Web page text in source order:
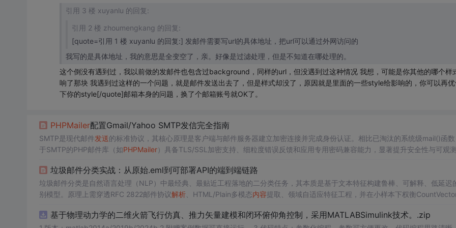
引用 3 楼 xuyanlu 的回复:
引用 2 楼 zhoumengkang 的回复:
[quote=引用 1 楼 xuyanlu 的回复:] 发邮件需要写url的具体地址，把url可以通过外网访问的
我写的是具体地址，我的意思是全变空了，亲。好像是过滤处理，但是不知道在哪处理的。
这个倒没有遇到过，我以前做的发邮件也包含过background，同样的url，但没遇到过这种情况 我想，可能是你其他的哪个样
响了那块 我遇到过这样的一个问题，就是邮件发送出去了，但是样式却没了，原因就是里面的一些style给影响的，你可以再
下你的style[/quote]邮箱本身的问题，换了个邮箱账号就OK了。
PHPMailer配置Gmail/Yahoo SMTP发信完全指南
SMTP是现代邮件发送的标准协议，其核心原理是客户端与邮件服务器建立加密连接并完成身份认证。相比已淘汰的系统级mail()函
于SMTP的PHP邮件库（如PHPMailer）具备TLS/SSL加密支持、细粒度错误反馈和应用专用密码兼容能力，显著提升安全性与可观
垃圾邮件分类实战：从原始.eml到可部署API的端到端链路
垃圾邮件分类是自然语言处理（NLP）中最经典、最贴近工程落地的二分类任务，其本质是基于文本特征构建鲁棒、可解释、低延迟
别模型。原理上需穿透RFC 2822邮件协议解析、HTML/Plain多模态内容提取、领域自适应特征工程，并在小样本下权衡
强监管场景的实时风控。典型应用场景涵盖企业邮箱网关、SaaS营销平台反滥用系统、客户端插件式过
基于物理动力学的二维火箭飞行仿真、推力矢量建模和闭环俯仰角控制，采用MATLABSimulink技术。.zip